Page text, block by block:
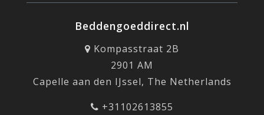
Beddengoeddirect.nl
Kompasstraat 2B
2901 AM
Capelle aan den IJssel, The Netherlands
+31102613855